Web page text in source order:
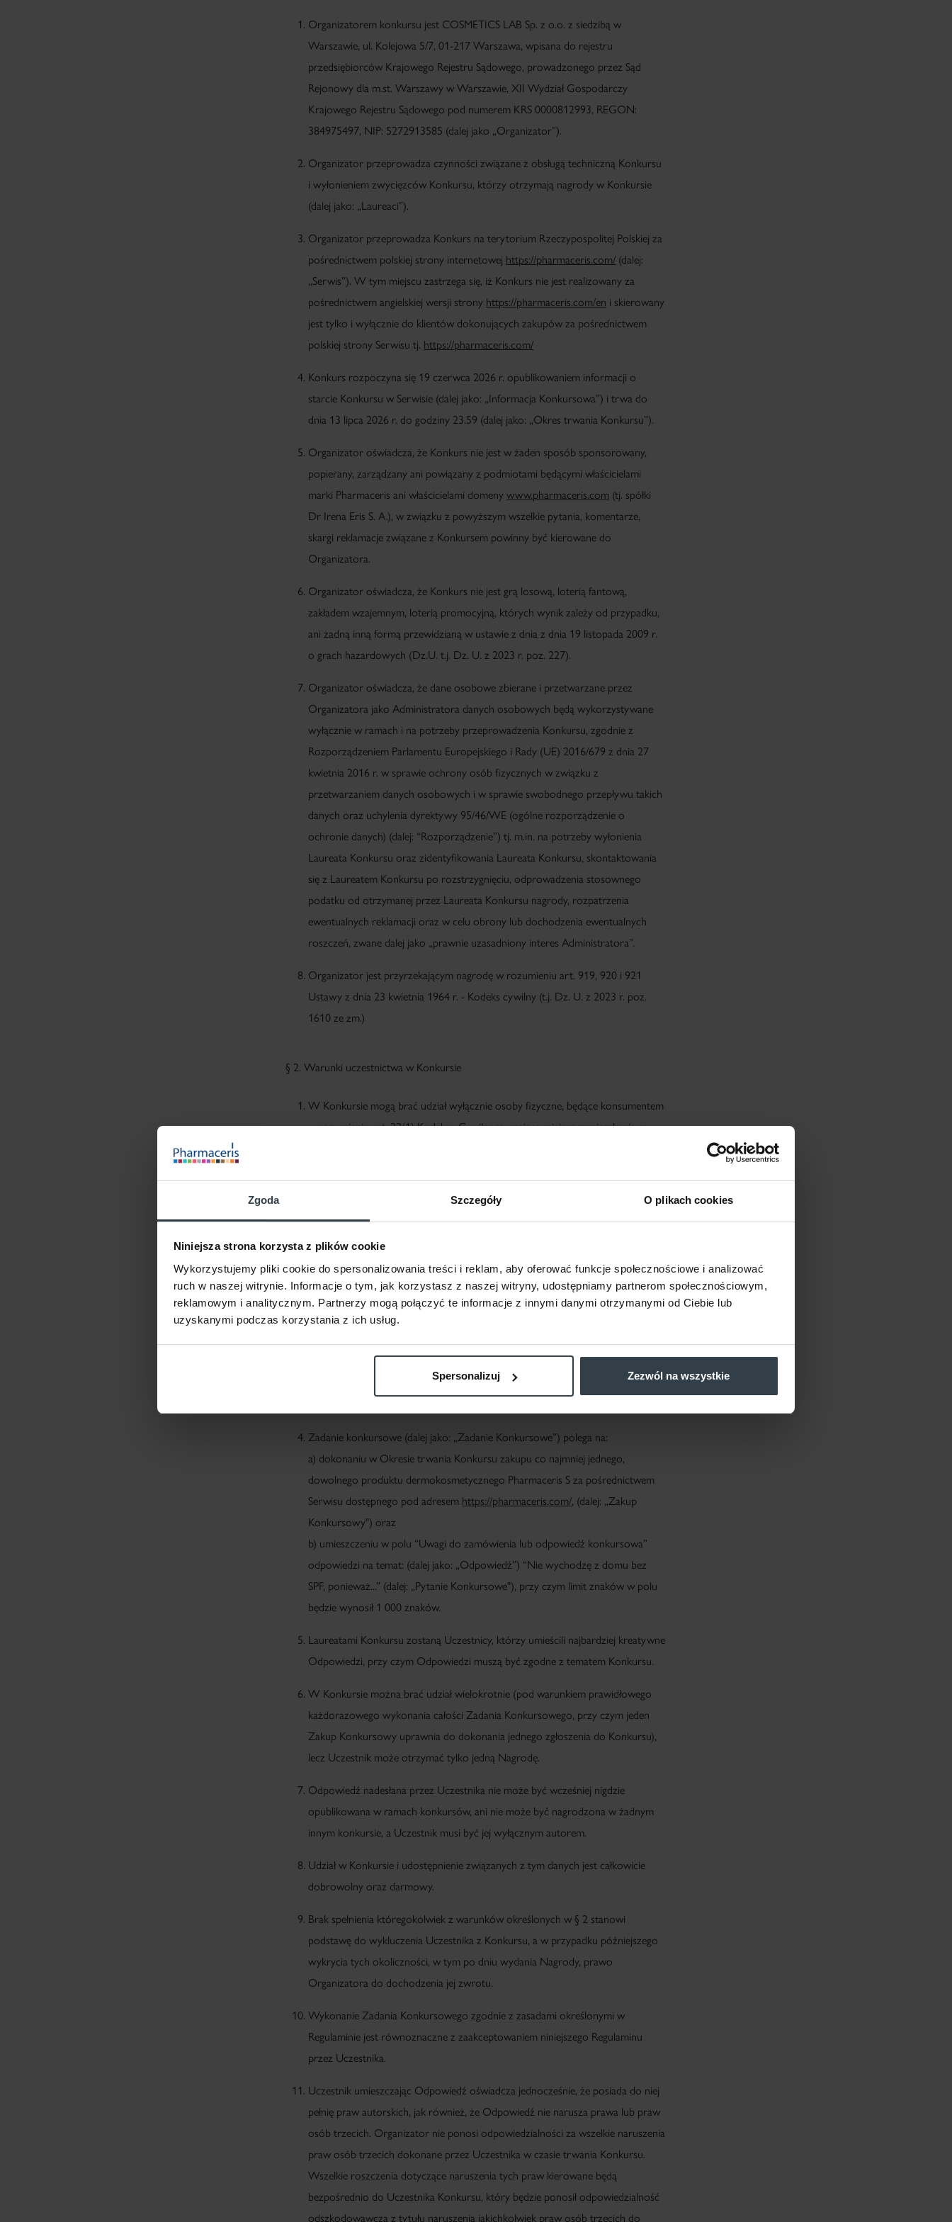
Zgoda Szczegóły O plikach cookies
Niniejsza strona korzysta z plików cookie
Wykorzystujemy pliki cookie do spersonalizowania treści i reklam, aby oferować funkcje społecznościowe i analizować
ruch w naszej witrynie. Informacje o tym, jak korzystasz z naszej witryny, udostępniamy partnerom społecznościowym,
reklamowym i analitycznym. Partnerzy mogą połączyć te informacje z innymi danymi otrzymanymi od Ciebie lub
uzyskanymi podczas korzystania z ich usług.
Spersonalizuj Zezwól na wszystkie
Organizatorem konkursu jest COSMETICS LAB Sp. z o.o. z siedzibą w
Warszawie, ul. Kolejowa 5/7, 01-217 Warszawa, wpisana do rejestru
przedsiębiorców Krajowego Rejestru Sądowego, prowadzonego przez Sąd
Rejonowy dla m.st. Warszawy w Warszawie, XII Wydział Gospodarczy
Krajowego Rejestru Sądowego pod numerem KRS 0000812993, REGON:
384975497, NIP: 5272913585 (dalej jako „Organizator”).
Organizator przeprowadza czynności związane z obsługą techniczną Konkursu
i wyłonieniem zwycięzców Konkursu, którzy otrzymają nagrody w Konkursie
(dalej jako: „Laureaci”).
Organizator przeprowadza Konkurs na terytorium Rzeczypospolitej Polskiej za
pośrednictwem polskiej strony internetowej https://pharmaceris.com/ (dalej:
„Serwis”). W tym miejscu zastrzega się, iż Konkurs nie jest realizowany za
pośrednictwem angielskiej wersji strony https://pharmaceris.com/en i skierowany
jest tylko i wyłącznie do klientów dokonujących zakupów za pośrednictwem
polskiej strony Serwisu tj. https://pharmaceris.com/
Konkurs rozpoczyna się 19 czerwca 2026 r. opublikowaniem informacji o
starcie Konkursu w Serwisie (dalej jako: „Informacja Konkursowa”) i trwa do
dnia 13 lipca 2026 r. do godziny 23.59 (dalej jako: „Okres trwania Konkursu”).
Organizator oświadcza, że Konkurs nie jest w żaden sposób sponsorowany,
popierany, zarządzany ani powiązany z podmiotami będącymi właścicielami
marki Pharmaceris ani właścicielami domenywww.pharmaceris.com (tj. spółki
Dr Irena Eris S. A.), w związku z powyższym wszelkie pytania, komentarze,
skargi reklamacje związane z Konkursem powinny być kierowane do
Organizatora.
Organizator oświadcza, że Konkurs nie jest grą losową, loterią fantową,
zakładem wzajemnym, loterią promocyjną, których wynik zależy od przypadku,
ani żadną inną formą przewidzianą w ustawie z dnia z dnia 19 listopada 2009 r.
o grach hazardowych (Dz.U. t.j. Dz. U. z 2023 r. poz. 227).
Organizator oświadcza, że dane osobowe zbierane i przetwarzane przez
Organizatora jako Administratora danych osobowych będą wykorzystywane
wyłącznie w ramach i na potrzeby przeprowadzenia Konkursu, zgodnie z
Rozporządzeniem Parlamentu Europejskiego i Rady (UE) 2016/679 z dnia 27
kwietnia 2016 r. w sprawie ochrony osób fizycznych w związku z
przetwarzaniem danych osobowych i w sprawie swobodnego przepływu takich
danych oraz uchylenia dyrektywy 95/46/WE (ogólne rozporządzenie o
ochronie danych) (dalej: “Rozporządzenie”)tj. m.in. na potrzeby wyłonienia
Laureata Konkursu oraz zidentyfikowania Laureata Konkursu, skontaktowania
się z Laureatem Konkursu po rozstrzygnięciu, odprowadzenia stosownego
podatku od otrzymanej przez Laureata Konkursu nagrody, rozpatrzenia
ewentualnych reklamacji oraz w celu obrony lub dochodzenia ewentualnych
roszczeń, zwane dalej jako „prawnie uzasadniony interes Administratora”.
Organizator jest przyrzekającym nagrodę w rozumieniu art. 919, 920 i 921
Ustawy z dnia 23 kwietnia 1964 r. - Kodeks cywilny (t.j. Dz. U. z 2023 r. poz.
1610 ze zm.)
§ 2. Warunki uczestnictwa w Konkursie
W Konkursie mogą brać udział wyłącznie osoby fizyczne, będące konsumentem
w rozumieniu art. 22(1) Kodeksu Cywilnego, mające miejsce zamieszkania na
W Konkursie nie mogą uczestniczyć pracownicy Organizatora oraz innych
podmiotów biorących bezpośredni udział w przygotowaniu i prowadzeniu
Konkursu, a także członkowie najbliższych rodzin tych osób. Przez członków
najbliższej rodziny rozumie się: wstępnych, zstępnych, rodzeństwo, małżonków,
małżonków rodzeństwa, rodziców, krewnych i powinowatych drugiego stopnia i
osoby pozostające w stosunku przysposobienia.
Warunkiem uczestnictwa w Konkursie jest zapoznanie się z Regulaminem oraz
akceptacja jego postanowień a także prawidłowe wykonanie zadania
Zadanie konkursowe (dalej jako: „Zadanie Konkursowe”) polega na:
a) dokonaniu w Okresie trwania Konkursu zakupu co najmniej jednego,
dowolnego produktu dermokosmetycznego Pharmaceris S za pośrednictwem
Serwisu dostępnego pod adresem https://pharmaceris.com/, (dalej: „Zakup
Konkursowy") oraz
b) umieszczeniu w polu “Uwagi do zamówienia lub odpowiedź konkursowa”
odpowiedzi na temat: (dalej jako: „Odpowiedź”) “Nie wychodzę z domu bez
SPF, ponieważ...” (dalej: „Pytanie Konkursowe"), przy czym limit znaków w polu
będzie wynosił 1 000 znaków.
Laureatami Konkursu zostaną Uczestnicy, którzy umieścili najbardziej kreatywne
Odpowiedzi, przy czym Odpowiedzi muszą być zgodne z tematem Konkursu.
W Konkursie można brać udział wielokrotnie (pod warunkiem prawidłowego
każdorazowego wykonania całości Zadania Konkursowego, przy czym jeden
Zakup Konkursowy uprawnia do dokonania jednego zgłoszenia do Konkursu),
lecz Uczestnik może otrzymać tylko jedną Nagrodę.
Odpowiedź nadesłana przez Uczestnika nie może być wcześniej nigdzie
opublikowana w ramach konkursów, ani nie może być nagrodzona w żadnym
innym konkursie, a Uczestnik musi być jej wyłącznym autorem.
Udział w Konkursie i udostępnienie związanych z tym danych jest całkowicie
dobrowolny oraz darmowy.
Brak spełnienia któregokolwiek z warunków określonych w § 2 stanowi
podstawę do wykluczenia Uczestnika z Konkursu, a w przypadku późniejszego
wykrycia tych okoliczności, w tym po dniu wydania Nagrody, prawo
Organizatora do dochodzenia jej zwrotu.
Wykonanie Zadania Konkursowego zgodnie z zasadami określonymi w
Regulaminie jest równoznaczne z zaakceptowaniem niniejszego Regulaminu
przez Uczestnika.
Uczestnik umieszczając Odpowiedź oświadcza jednocześnie, że posiada do niej
pełnię praw autorskich, jak również, że Odpowiedź nie narusza prawa lub praw
osób trzecich. Organizator nie ponosi odpowiedzialności za wszelkie naruszenia
praw osób trzecich dokonane przez Uczestnika w czasie trwania Konkursu.
Wszelkie roszczenia dotyczące naruszenia tych praw kierowane będą
bezpośrednio do Uczestnika Konkursu, który będzie ponosił odpowiedzialność
odszkodowawczą z tytułu naruszenia jakichkolwiek praw osób trzecich do